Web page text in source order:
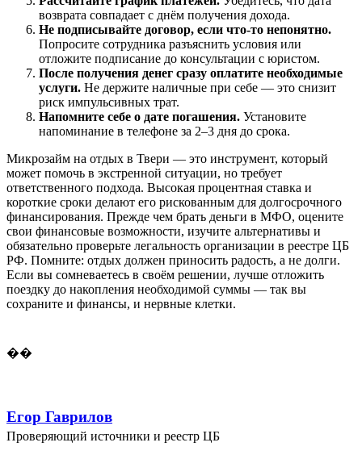
возврата совпадает с днём получения дохода.
Не подписывайте договор, если что-то непонятно.
Попросите сотрудника разъяснить условия или
отложите подписание до консультации с юристом.
После получения денег сразу оплатите необходимые
услуги. Не держите наличные при себе — это снизит
риск импульсивных трат.
Напомните себе о дате погашения. Установите
напоминание в телефоне за 2–3 дня до срока.
Микрозайм на отдых в Твери — это инструмент, который
может помочь в экстренной ситуации, но требует
ответственного подхода. Высокая процентная ставка и
короткие сроки делают его рискованным для долгосрочного
финансирования. Прежде чем брать деньги в МФО, оцените
свои финансовые возможности, изучите альтернативы и
обязательно проверьте легальность организации в реестре ЦБ
РФ. Помните: отдых должен приносить радость, а не долги.
Если вы сомневаетесь в своём решении, лучше отложить
поездку до накопления необходимой суммы — так вы
сохраните и финансы, и нервные клетки.
��
Егор Гаврилов
Проверяющий источники и реестр ЦБ